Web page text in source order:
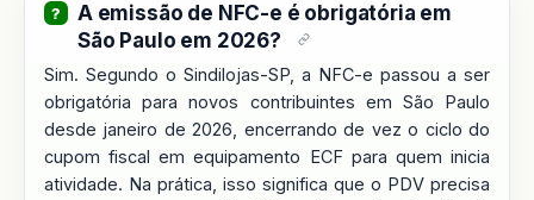
A emissão de NFC-e é obrigatória em
São Paulo em 2026?
Sim. Segundo o Sindilojas-SP, a NFC-e passou a ser
obrigatória para novos contribuintes em São Paulo
desde janeiro de 2026, encerrando de vez o ciclo do
cupom fiscal em equipamento ECF para quem inicia
atividade. Na prática, isso significa que o PDV precisa